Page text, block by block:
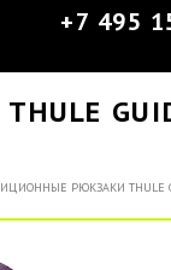
+7 495
РЮКЗАКИ THULE